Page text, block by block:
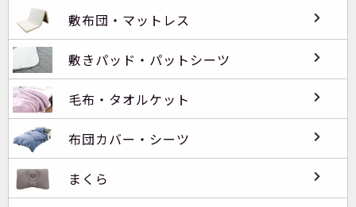
敷布団・マットレス
敷きパッド・パットシーツ
毛布・タオルケット
布団カバー・シーツ
まくら